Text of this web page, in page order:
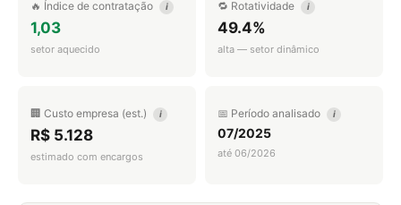
🔥 Índice de contratação i
1,03
setor aquecido
🔁 Rotatividade i
49.4%
alta — setor dinâmico
🏢 Custo empresa (est.) i
R$ 5.128
estimado com encargos
📅 Período analisado i
07/2025
até 06/2026